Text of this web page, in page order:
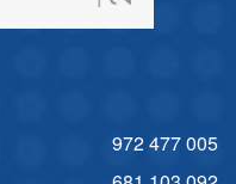
972 477 005